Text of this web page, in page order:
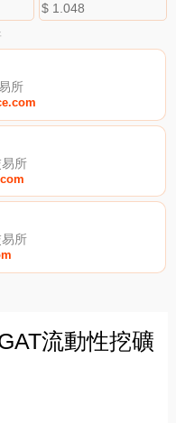
$ 1.048
所
所
所
流動性挖礦